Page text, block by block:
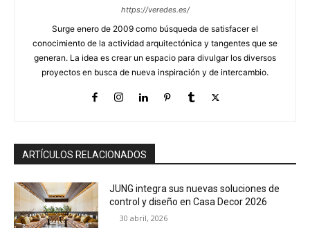
https://veredes.es/
Surge enero de 2009 como búsqueda de satisfacer el
conocimiento de la actividad arquitectónica y tangentes que se
generan. La idea es crear un espacio para divulgar los diversos
proyectos en busca de nueva inspiración y de intercambio.
ARTÍCULOS RELACIONADOS
JUNG integra sus nuevas soluciones de
control y diseño en Casa Decor 2026
30 abril, 2026